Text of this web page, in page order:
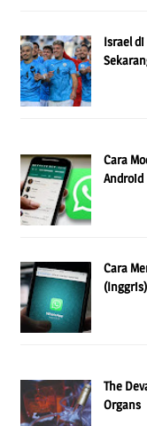
Israel
Cara
Android
Cara
(Inggris)
The
Organs